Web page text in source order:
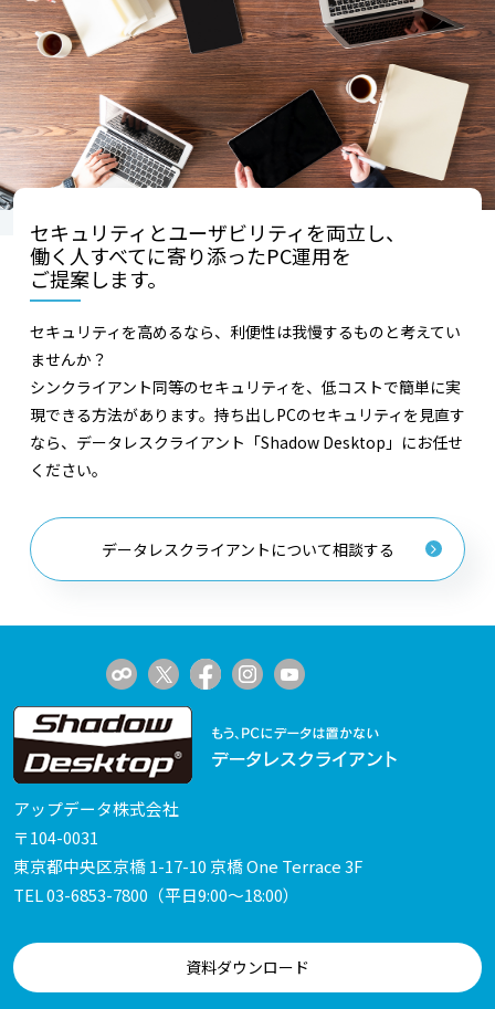
セキュリティとユーザビリティを両立し、
働く人すべてに寄り添ったPC運用を
ご提案します。
セキュリティを高めるなら、利便性は我慢するものと考えてい
ませんか？
シンクライアント同等のセキュリティを、低コストで簡単に実
現できる方法があります。持ち出しPCのセキュリティを見直す
なら、データレスクライアント「Shadow Desktop」にお任せ
ください。
データレスクライアントについて相談する
アップデータ株式会社
〒104-0031
東京都中央区京橋 1-17-10 京橋 One Terrace 3F
TEL03-6853-7800 （平日9:00～18:00）
資料ダウンロード